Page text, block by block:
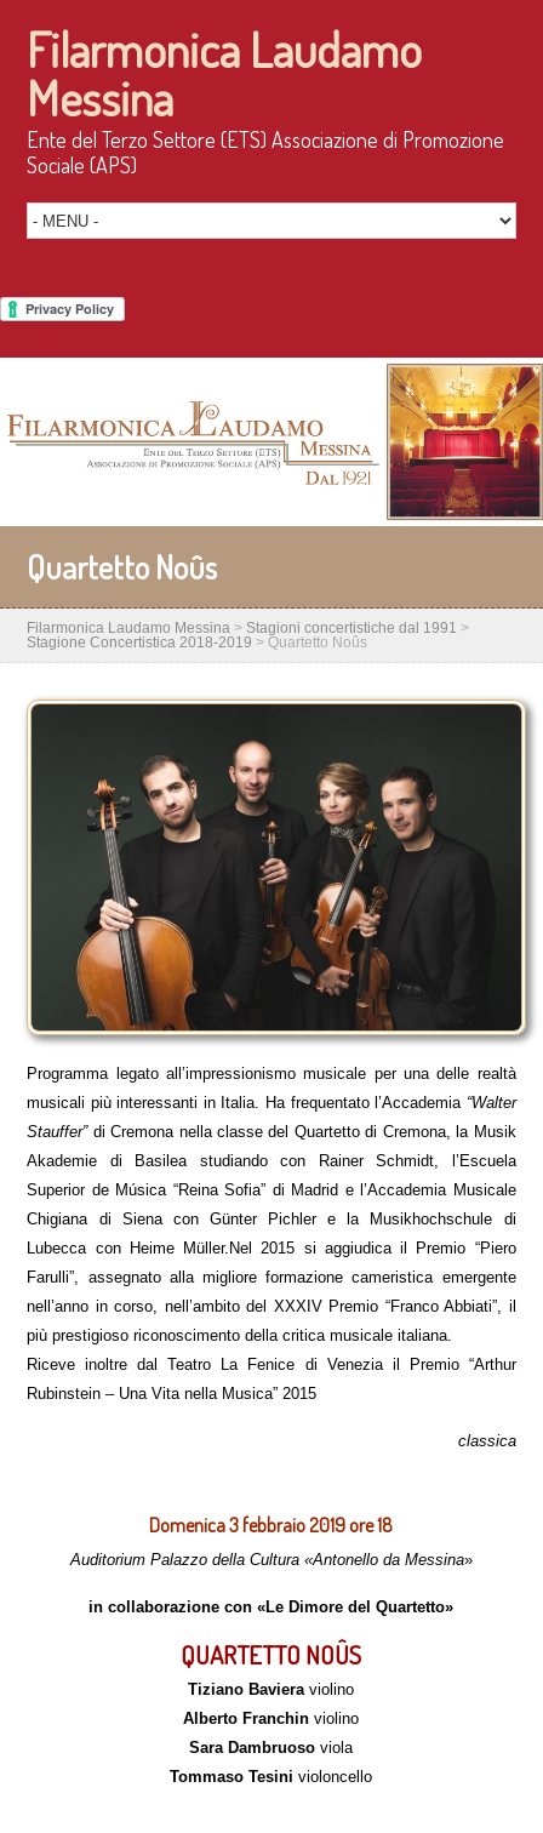
Filarmonica Laudamo
Messina
Ente del Terzo Settore (ETS) Associazione di Promozione
Sociale (APS)
Quartetto Noûs
Filarmonica Laudamo Messina > Stagioni concertistiche dal 1991 >
Stagione Concertistica 2018-2019 >Quartetto Noûs
Programma legato all’impressionismo musicale per una delle realtà
musicali più interessanti in Italia. Ha frequentato l’Accademia “Walter
Stauffer”di Cremona nella classe del Quartetto di Cremona, la Musik
Akademie di Basilea studiando con Rainer Schmidt, l’Escuela
Superior de Música “Reina Sofia” di Madrid e l’Accademia Musicale
Chigiana di Siena con Günter Pichler e la Musikhochschule di
Lubecca con Heime Müller.Nel 2015 si aggiudica il Premio “Piero
Farulli”, assegnato alla migliore formazione cameristica emergente
nell’anno in corso, nell’ambito del XXXIV Premio “Franco Abbiati”, il
più prestigioso riconoscimento della critica musicale italiana.
Riceve inoltre dal Teatro La Fenice di Venezia il Premio “Arthur
Rubinstein – Una Vita nella Musica” 2015
classica
Domenica 3 febbraio 2019 ore 18
Auditorium Palazzo della Cultura «Antonello da Messina»
in collaborazione con «Le Dimore del Quartetto»
QUARTETTO NOÛS
Tiziano Baviera violino
Alberto Franchinviolino
Sara Dambruosoviola
Tommaso Tesinivioloncello